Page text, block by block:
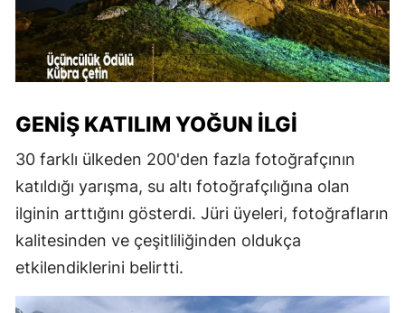
GENIŞ KATILIM YOĞUN İLGI
30 farklı ülkeden 200'den fazla fotoğrafçının
katıldığı yarışma, su altı fotoğrafçılığına olan
ilginin arttığını gösterdi. Jüri üyeleri, fotoğrafların
kalitesinden ve çeşitliliğinden oldukça
etkilendiklerini belirtti.